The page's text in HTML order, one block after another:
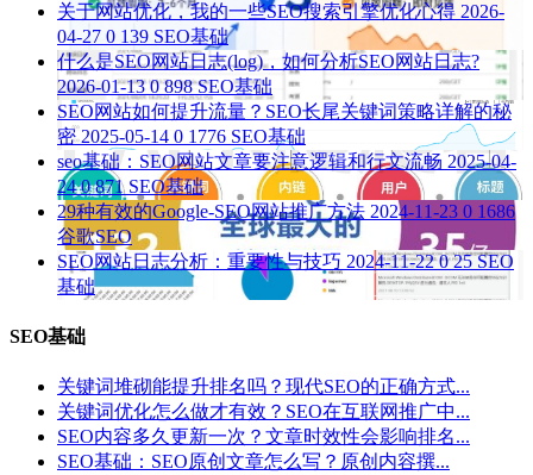
关于网站优化，我的一些SEO搜索引擎优化心得 2026-
04-27 0 139 SEO基础
什么是SEO网站日志(log)，如何分析SEO网站日志?
2026-01-13 0 898 SEO基础
SEO网站如何提升流量？SEO长尾关键词策略详解的秘
密 2025-05-14 0 1776 SEO基础
seo基础：SEO网站文章要注意逻辑和行文流畅 2025-04-
24 0 871 SEO基础
29种有效的Google-SEO网站推广方法 2024-11-23 0 1686
谷歌SEO
SEO网站日志分析：重要性与技巧 2024-11-22 0 25 SEO
基础
SEO基础
关键词堆砌能提升排名吗？现代SEO的正确方式...
关键词优化怎么做才有效？SEO在互联网推广中...
SEO内容多久更新一次？文章时效性会影响排名...
SEO基础：SEO原创文章怎么写？原创内容撰...